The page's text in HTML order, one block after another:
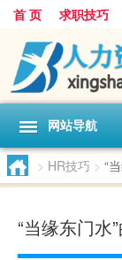
首 页 求职技巧
网站导航
> HR技巧 > “
“当缘东门水